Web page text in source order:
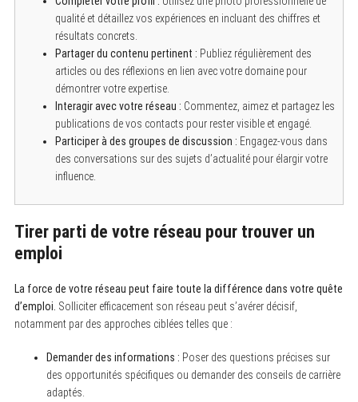
qualité et détaillez vos expériences en incluant des chiffres et
résultats concrets.
Partager du contenu pertinent : Publiez régulièrement des
articles ou des réflexions en lien avec votre domaine pour
démontrer votre expertise.
Interagir avec votre réseau : Commentez, aimez et partagez les
publications de vos contacts pour rester visible et engagé.
Participer à des groupes de discussion : Engagez-vous dans
des conversations sur des sujets d’actualité pour élargir votre
influence.
Tirer parti de votre réseau pour trouver un
emploi
La force de votre réseau peut faire toute la différence dans votre quête
d’emploi. Solliciter efficacement son réseau peut s’avérer décisif,
notamment par des approches ciblées telles que :
Demander des informations : Poser des questions précises sur
des opportunités spécifiques ou demander des conseils de carrière
adaptés.